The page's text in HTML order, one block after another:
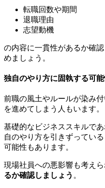
転職回数や期間
退職理由
志望動機
の内容に一貫性があるか確
めましょう。
独自のやり方に固執する可
前職の風土やルールが染み
を進めてしまう人もいます。
基礎的なビジネススキルで
自のやり方を引きずってい
可能性もあります。
現場社員への悪影響も考えら
るか確認しましょう 。